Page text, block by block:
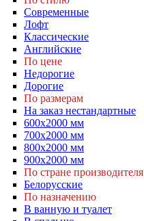
Современные
Лофт
Классические
Английские
По цене
Недорогие
Дорогие
По размерам
На заказ нестандартные
600х2000 мм
700х2000 мм
800х2000 мм
900х2000 мм
По стране производителя
Белорусские
По назначению
В ванную и туалет